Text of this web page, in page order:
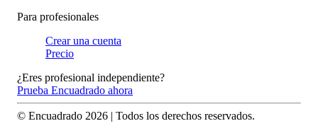
Para profesionales
Crear una cuenta
Precio
¿Eres profesional independiente?
Prueba Encuadrado ahora
© Encuadrado 2026 | Todos los derechos reservados.